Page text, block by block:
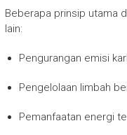
Beberapa prinsip utama
lain:
Pengurangan emisi
Pengelolaan limbah
Pemanfaatan energi